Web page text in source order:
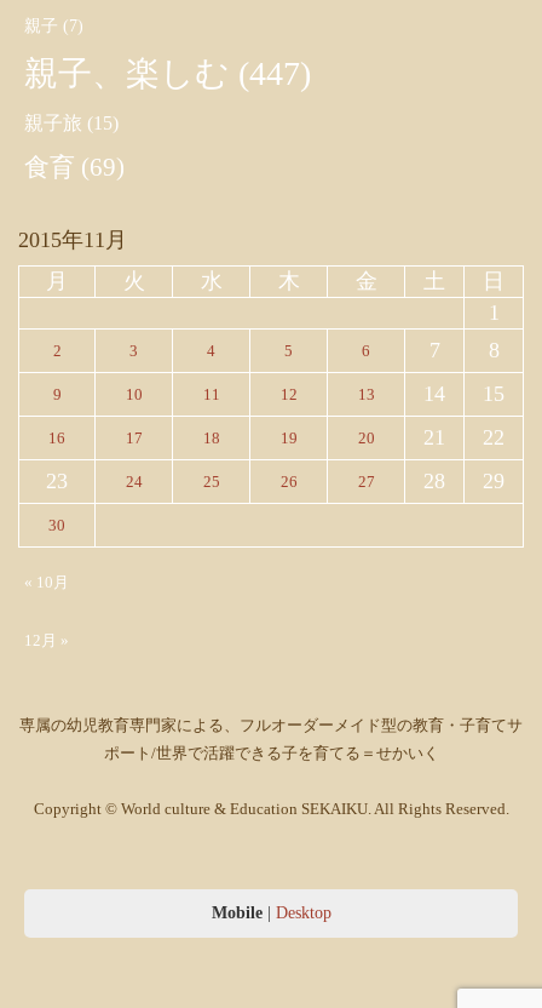
親子 (7)
親子、楽しむ (447)
親子旅 (15)
食育 (69)
2015年11月
月
火 水 木 金 土
日
1
2 3 4 5 6 7 8
9 10 11 12 13 14 15
16 17 18 19 20 21
22
23
24 25 26 27 28 29
30
« 10月
12月 »
専属の幼児教育専門家による、フルオーダーメイド型の教育・子育てサ
ポート/世界で活躍できる子を育てる＝せかいく
Copyright © World culture & Education SEKAIKU. All Rights Reserved.
Mobile| Desktop